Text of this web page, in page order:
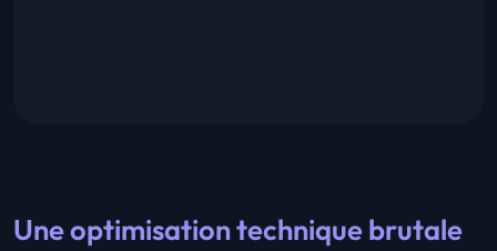
Une optimisation technique brutale